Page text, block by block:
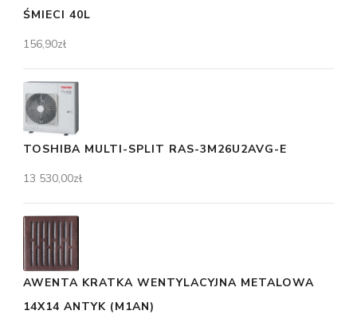
ŚMIECI 40L
156,90zł
TOSHIBA MULTI-SPLIT RAS-3M26U2AVG-E
13 530,00zł
AWENTA KRATKA WENTYLACYJNA METALOWA
14X14 ANTYK (M1AN)